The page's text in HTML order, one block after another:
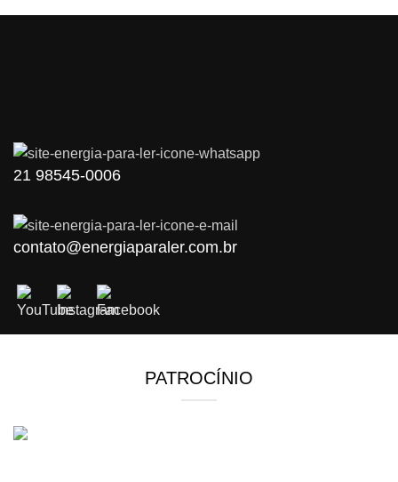
21 98545-0006
contato@energiaparaler.com.br
PATROCÍNIO